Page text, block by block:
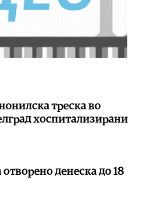
треска во
хоспитализирани
денеска до 18